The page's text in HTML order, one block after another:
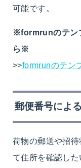
可能です。
※formrunのテン
ら※
>>formrunのテン
郵便番号によ
荷物の郵送や招
て住所を確認し